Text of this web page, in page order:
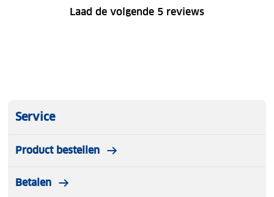
Laad de volgende 5 reviews
Service
Product bestellen
Betalen